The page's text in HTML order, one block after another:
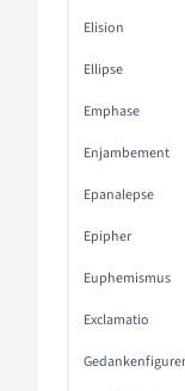
Elision
Ellipse
Emphase
Enjambement
Epanalepse
Epipher
Euphemismus
Exclamatio